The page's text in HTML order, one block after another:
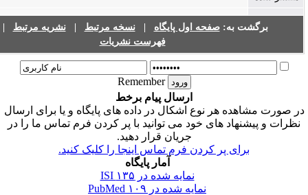
برگشت به:صفحه اول پایگاه |نسخه مرتبط|نشریه مرتبط|
فهرست نشریات
Remember
ارسال پیام برخط
هر نوع اشکال در داده های پایگاه و یا برای ارسال
پیشنهاد های خود می توانید با پر کردن فرم تماس ما را در
جریان قرار دهید.
برای پر کردن فرم تماس اینجا را کلیک کنید.
آمار پایگاه
نمایه شده در ISI۱۳۵
نمایه شده در PubMed۱۰۹